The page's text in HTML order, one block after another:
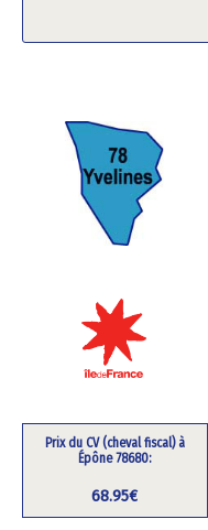
Prix du CV (cheval fiscal) à
Épône 78680:
68.95€